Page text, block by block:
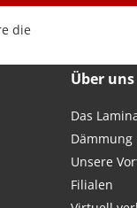
die
Über uns
Das
Dämmung
Unsere
Filialen